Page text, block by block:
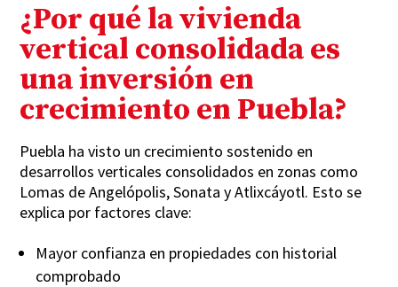
¿Por qué la vivienda
vertical consolidada es
una inversión en
crecimiento en Puebla?
Puebla ha visto un crecimiento sostenido en
desarrollos verticales consolidados en zonas como
Lomas de Angelópolis, Sonata y Atlixcáyotl. Esto se
explica por factores clave:
Mayor confianza en propiedades con historial
comprobado